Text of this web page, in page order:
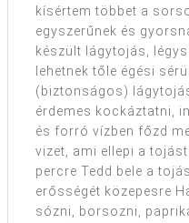
kísértem többet a
egyszerűnek és
készült lágytojás,
lehetnek tőle égési
(biztonságos)
érdemes kockáztatni,
és forró vízben főzd
vizet, ami ellepi a
percre Tedd bele a
erősségét közepesre
sózni, borsozni,